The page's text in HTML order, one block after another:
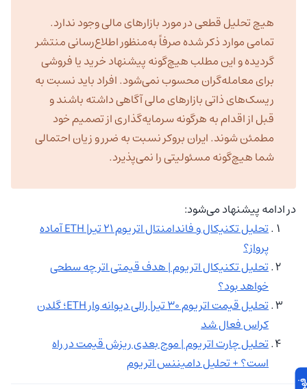
هیچ تحلیل قطعی در مورد بازارهای مالی وجود ندارد.
تمامی موارد ذکر شده صرفاً به‌منظور اطلاع‌رسانی منتشر
گردیده و این مطلب هیچ‌گونه پیشنهاد خرید یا فروشی
برای معامله‌گران محسوب نمی‌شود. افراد باید نسبت به
ریسک‌های ذاتی بازارهای مالی آگاهی داشته باشند و
قبل از اقدام به هرگونه سرمایه‌گذاری از تصمیم خود
مطمئن شوند. ایران بروکر نسبت به ضرر و زیان احتمالی
شما هیچ‌گونه مسئولیتی را نمی‌پذیرد.
در ادامه پیشنهاد می‌شود:
تحلیل تکنیکال و فاندامنتال اتریوم ۲۱ تیر| ETH آماده
پرواز؟
تحلیل تکنیکال اتریوم | هدف قیمتی اتر چه سطحی
خواهد بود؟
تحلیل قیمت اتریوم ۳۰ تیر| رالی دیوانه وار ETH؛ گلدن
کراس فعال شد
تحلیل چارت اتریوم | موج بعدی ریزش قیمت در راه
است؟ + تحلیل دامیننس اتریوم